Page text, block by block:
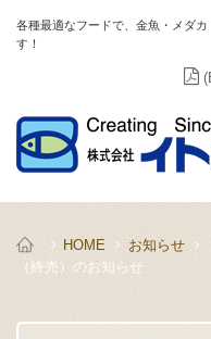
各種最適なフードで、金魚・メダ
す！
HOME お知らせ
（終売）のお知らせ